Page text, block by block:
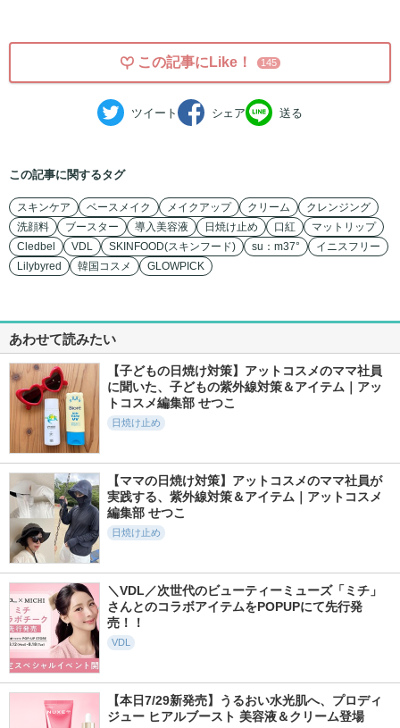
この記事にLike！ 145
ツイート シェア 送る
この記事に関するタグ
スキンケア ベースメイク メイクアップ クリーム
クレンジング
洗顔料
ブースター 導入美容液 日焼け止め 口紅
マットリップ
Cledbel
VDL SKINFOOD(スキンフード) su：m37°
イニスフリー
Lilybyred
韓国コスメ GLOWPICK
あわせて読みたい
【子どもの日焼け対策】アットコスメのママ社員
に聞いた、子どもの紫外線対策＆アイテム｜アッ
トコスメ編集部 せつこ
日焼け止め
【ママの日焼け対策】アットコスメのママ社員が
実践する、紫外線対策＆アイテム｜アットコスメ
編集部 せつこ
日焼け止め
＼VDL／次世代のビューティーミューズ「ミチ」
さんとのコラボアイテムをPOPUPにて先行発
売！！
VDL
【本日7/29新発売】うるおい水光肌へ、プロディ
ジュー ヒアルブースト 美容液＆クリーム登場